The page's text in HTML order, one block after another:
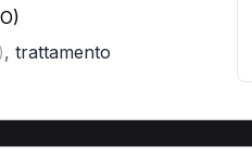
, trattamento